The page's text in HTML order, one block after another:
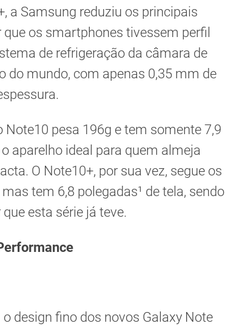
a Samsung reduziu os principais
os smartphones tivessem perfil
de refrigeração da câmara de
do mundo, com apenas 0,35 mm de
Note10 pesa 196g e tem somente 7,9
aparelho ideal para quem almeja
O Note10+, por sua vez, segue os
tem 6,8 polegadas¹ de tela, sendo
esta série já teve.
design fino dos novos Galaxy Note